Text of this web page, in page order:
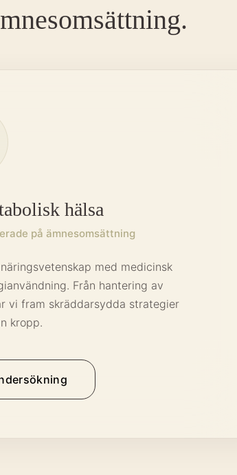
hälsa
på ämnesomsättning
med medicinsk
Från hantering av
vi fram skräddarsydda strategier
kropp.